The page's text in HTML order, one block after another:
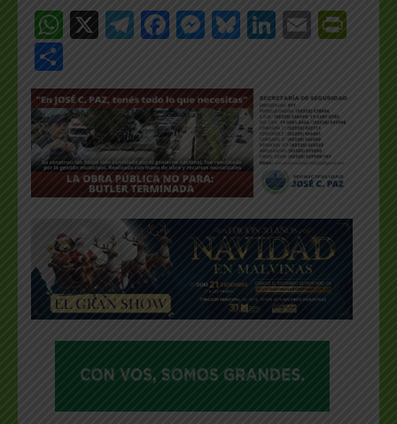
WhatsApp
X Telegram
Facebook
Messenger
Bluesky
LinkedIn
Email